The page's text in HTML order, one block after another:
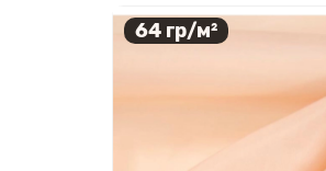
64 гр/м²